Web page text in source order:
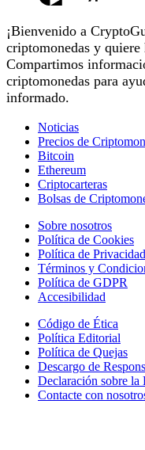
¡Bienvenido a
criptomonedas y
Compartimos
criptomonedas para
informado.
Noticias
Precios de
Bitcoin
Ethereum
Criptocarteras
Bolsas de
Sobre nosotros
Política de Cookies
Política de Privacidad
Términos y
Política de GDPR
Accesibilidad
Código de Ética
Política Editorial
Política de Quejas
Descargo de
Declaración sobre la
Contacte con